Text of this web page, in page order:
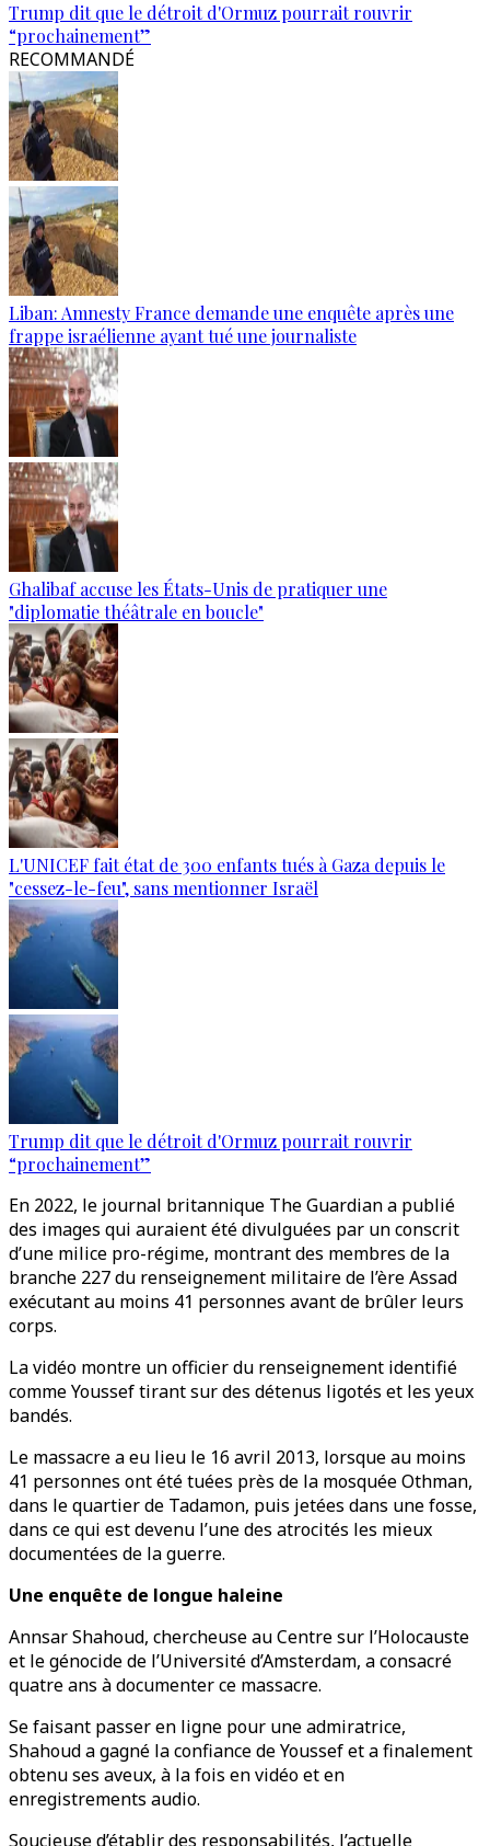
Trump dit que le détroit d'Ormuz pourrait rouvrir
“prochainement”
RECOMMANDÉ
Liban: Amnesty France demande une enquête après une
frappe israélienne ayant tué une journaliste
Ghalibaf accuse les États-Unis de pratiquer une
"diplomatie théâtrale en boucle"
L'UNICEF fait état de 300 enfants tués à Gaza depuis le
"cessez-le-feu", sans mentionner Israël
Trump dit que le détroit d'Ormuz pourrait rouvrir
“prochainement”
En 2022, le journal britannique The Guardian a publié
des images qui auraient été divulguées par un conscrit
d’une milice pro-régime, montrant des membres de la
branche 227 du renseignement militaire de l’ère Assad
exécutant au moins 41 personnes avant de brûler leurs
corps.
La vidéo montre un officier du renseignement identifié
comme Youssef tirant sur des détenus ligotés et les yeux
bandés.
Le massacre a eu lieu le 16 avril 2013, lorsque au moins
41 personnes ont été tuées près de la mosquée Othman,
dans le quartier de Tadamon, puis jetées dans une fosse,
dans ce qui est devenu l’une des atrocités les mieux
documentées de la guerre.
Une enquête de longue haleine
Annsar Shahoud, chercheuse au Centre sur l’Holocauste
et le génocide de l’Université d’Amsterdam, a consacré
quatre ans à documenter ce massacre.
Se faisant passer en ligne pour une admiratrice,
Shahoud a gagné la confiance de Youssef et a finalement
obtenu ses aveux, à la fois en vidéo et en
enregistrements audio.
Soucieuse d’établir des responsabilités, l’actuelle